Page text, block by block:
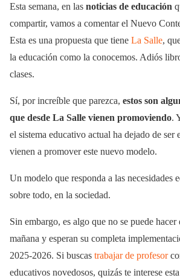
Esta semana, en las noticias de educación
compartir, vamos a comentar el Nuevo
Esta es una propuesta que tiene La Salle,
la educación como la conocemos. Adiós
clases.
Sí, por increíble que parezca, estos son
que desde La Salle vienen promoviendo.
el sistema educativo actual ha dejado de ser
vienen a promover este nuevo modelo.
Un modelo que responda a las necesidades
sobre todo, en la sociedad.
Sin embargo, es algo que no se puede hacer
mañana y esperan su completa
2025-2026. Si buscas trabajar de profesor
educativos novedosos, quizás te interese